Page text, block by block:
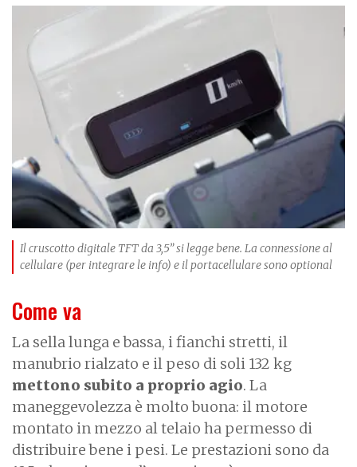
Il cruscotto digitale TFT da 3,5” si legge bene. La connessione al
cellulare (per integrare le info) e il portacellulare sono optional
Come va
La sella lunga e bassa, i fianchi stretti, il
manubrio rialzato e il peso di soli 132 kg
mettono subito a proprio agio. La
maneggevolezza è molto buona: il motore
montato in mezzo al telaio ha permesso di
distribuire bene i pesi. Le prestazioni sono da